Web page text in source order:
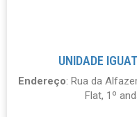
UNIDADE
Endereço: Rua da
Flat, 1º